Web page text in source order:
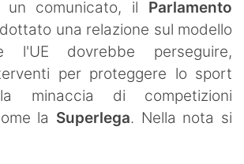
un comunicato, il Parlamento
una relazione sul modello
l'UE dovrebbe perseguire,
per proteggere lo sport
minaccia di competizioni
la Superlega. Nella nota si